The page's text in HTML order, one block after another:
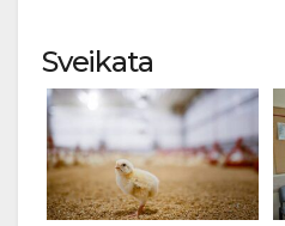
Sveikata